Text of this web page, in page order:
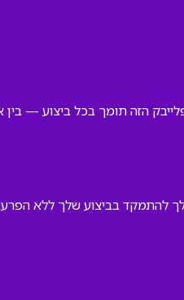
הזה תומך בכל ביצוע —
להתמקד בביצוע שלך ללא